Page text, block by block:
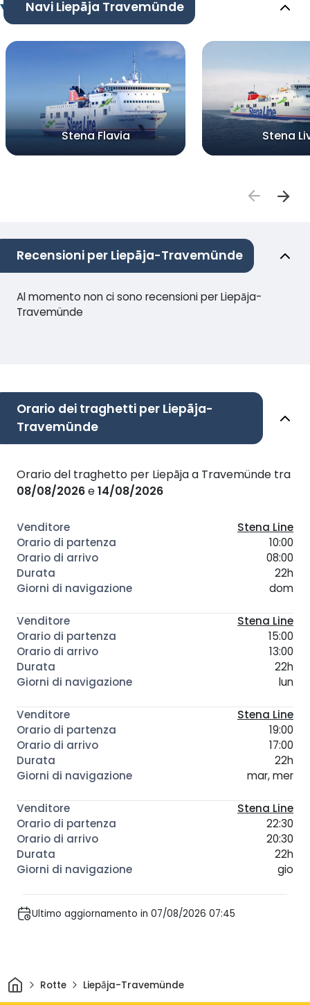
Navi Liepāja Travemünde
Stena Flavia Stena
Recensioni per Liepāja-Travemünde
Al momento non ci sono recensioni per Liepāja-
Travemünde
Orario dei traghetti per Liepāja-
Travemünde
Orario del traghetto per Liepāja a Travemünde tra
08/08/2026e14/08/2026
Stena Line
10:00
08:00
22h
dom
Stena Line
15:00
13:00
22h
lun
Stena Line
19:00
17:00
22h
mar, mer
Stena Line
22:30
20:30
22h
gio
Ultimo aggiornamento in 07/08/2026 07:45
CasaRotte Liepāja-Travemünde